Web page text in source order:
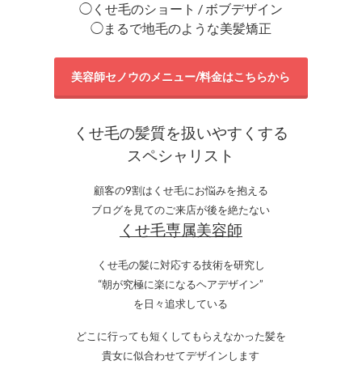
◯くせ毛のショート / ボブデザイン
◯まるで地毛のような美髪矯正
美容師セノウのメニュー/料金はこちらから
くせ毛の髪質を扱いやすくする
スペシャリスト
顧客の9割はくせ毛にお悩みを抱える
ブログを見てのご来店が後を絶たない
くせ毛専属美容師
くせ毛の髪に対応する技術を研究し
“朝が究極に楽になるヘアデザイン”
を日々追求している
どこに行っても短くしてもらえなかった髪を
貴女に似合わせてデザインします